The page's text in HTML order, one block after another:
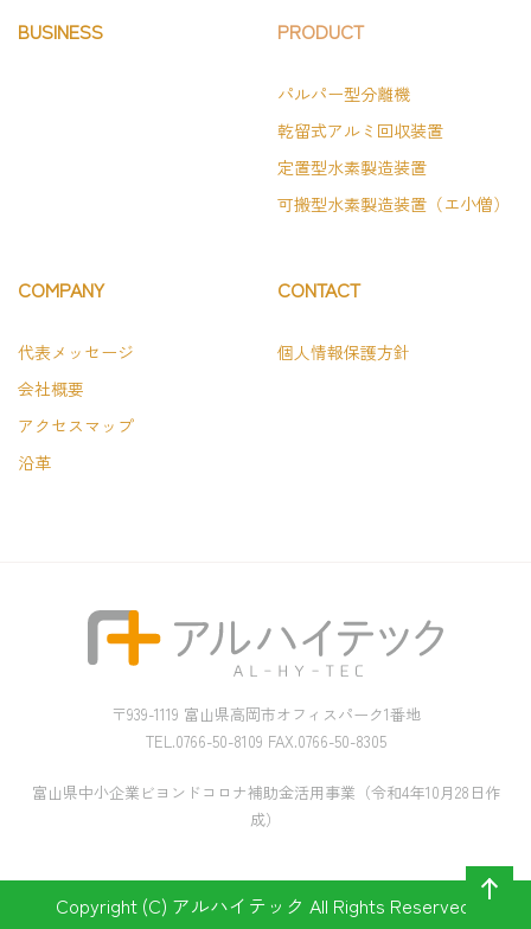
BUSINESS PRODUCT
パルパー型分離機
乾留式アルミ回収装置
定置型水素製造装置
可搬型水素製造装置（エ小僧）
COMPANY
代表メッセージ
会社概要
アクセスマップ
沿革
CONTACT
個人情報保護方針
〒939-1119 富山県高岡市オフィスパーク1番地
TEL.0766-50-8109 FAX.0766-50-8305
富山県中小企業ビヨンドコロナ補助金活用事業（令和4年10月28日作
成）
Copyright (C) アルハイテック All Rights Reserved.